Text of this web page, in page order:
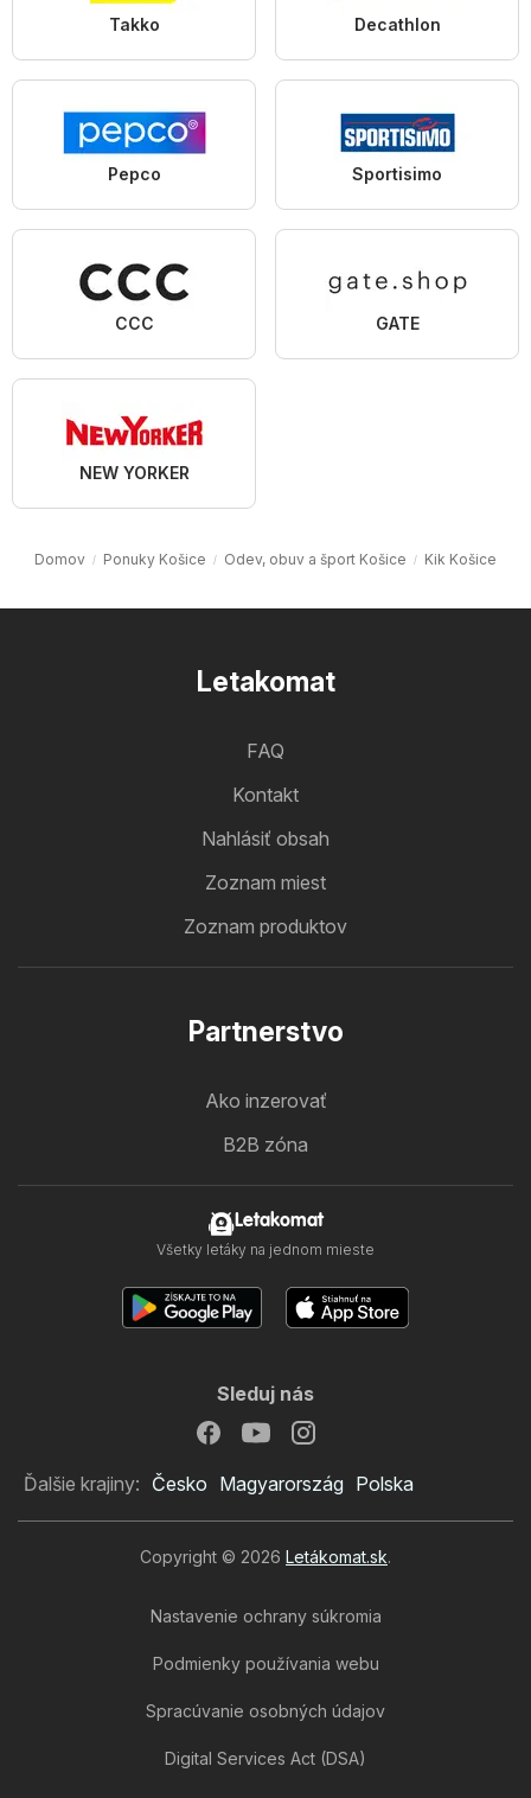
Takko Decathlon
Pepco Sportisimo
CCC GATE
NEW YORKER
Domov Ponuky Košice Odev, obuv a šport Košice Kik Košice
Letakomat
FAQ
Kontakt
Nahlásiť obsah
Zoznam miest
Zoznam produktov
Partnerstvo
Ako inzerovať
B2B zóna
Letakomat
Všetky letáky na jednom mieste
Sleduj nás
Ďalšie krajiny: Česko Magyarország Polska
Copyright © 2026 Letákomat.sk.
Nastavenie ochrany súkromia
Podmienky používania webu
Spracúvanie osobných údajov
Digital Services Act (DSA)